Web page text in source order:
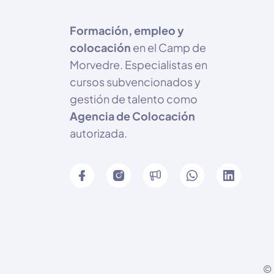
Formación, empleo y
colocación en el Camp de
Morvedre. Especialistas en
cursos subvencionados y
gestión de talento como
Agencia de Colocación
autorizada.
©